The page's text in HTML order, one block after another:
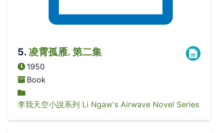
5. 凌霄孤雁. 第二集
1950
Book
李我天空小說系列 Li Ngaw's Airwave Novel Series